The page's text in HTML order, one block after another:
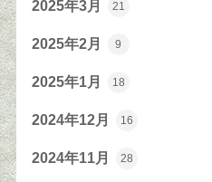
2025年3月 21
2025年2月 9
2025年1月 18
2024年12月 16
2024年11月 28